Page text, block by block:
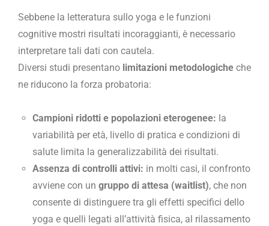
Sebbene la letteratura sullo yoga e le funzioni
cognitive mostri risultati incoraggianti, è necessario
interpretare tali dati con cautela.
Diversi studi presentano limitazioni metodologiche che
ne riducono la forza probatoria:
Campioni ridotti e popolazioni eterogenee: la
variabilità per età, livello di pratica e condizioni di
salute limita la generalizzabilità dei risultati.
Assenza di controlli attivi: in molti casi, il confronto
avviene con un gruppo di attesa (waitlist), che non
consente di distinguere tra gli effetti specifici dello
yoga e quelli legati all’attività fisica, al rilassamento